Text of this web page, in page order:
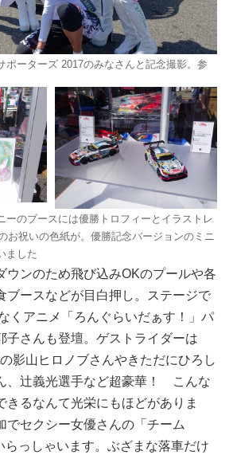
ポーターズ 2017のみなさんと記念撮影。参
ーのブースには優勝トロフィーとイラストレ
お祝いの色紙が。優勝記念バージョンのミニ
ました
ンのため飛び込みOKのプールや各
ブースなどが目白押し。ステージで
くアニメ「ろんぐらいだぁす！」パ
子さんも登壇。ゲストライダーは
影山ヒロノブさんやきただにひろし
、辻義光選手など超豪華！ こんな
きるなんて光栄にもほどがありま
でセクシー女優さんの「チーム
らっしゃいます。ぶざまな落車だけ